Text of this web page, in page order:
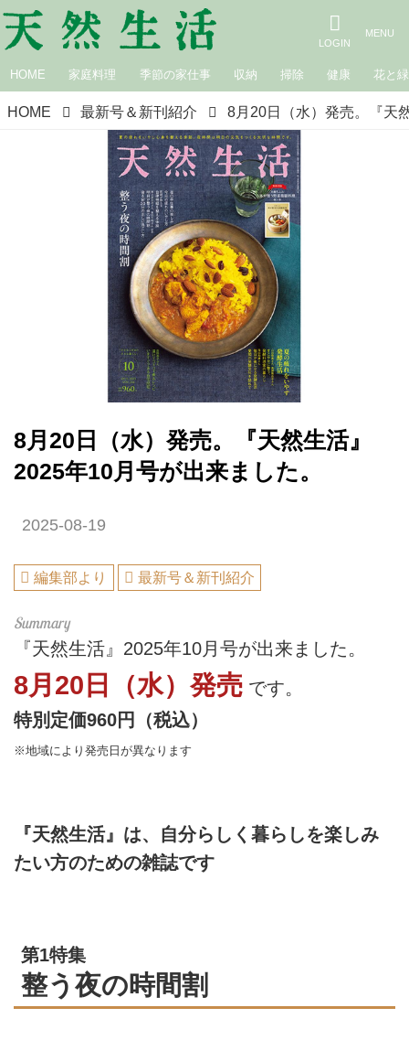
HOME 家庭料理 季節の家仕事 収納 掃除 健康 花と緑
HOME 最新号＆新刊紹介
8月20日（水）発売。『天然生活』
2025年10月号が出来ました。
2025-08-19
編集部より 最新号＆新刊紹介
『天然生活』2025年10月号が出来ました。
8月20日（水）発売 です。
特別定価960円（税込）
※地域により発売日が異なります
『天然生活』は、自分らしく暮らしを楽しみ
たい方のための雑誌です
第1特集
整う夜の時間割